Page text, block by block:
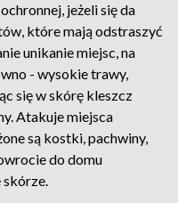
jeżeli się da
które mają odstraszyć
unikanie miejsc, na
- wysokie trawy,
się w skórę kleszcz
Atakuje miejsca
są kostki, pachwiny,
do domu